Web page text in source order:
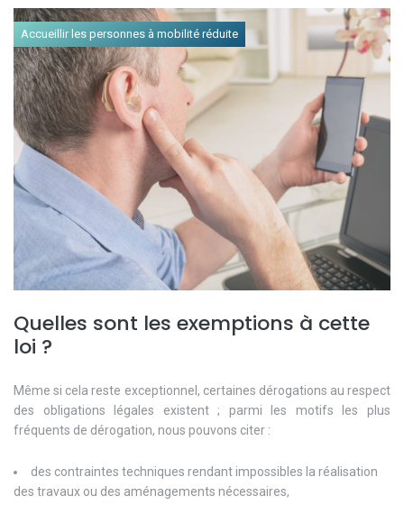
Accueillir les personnes à mobilité réduite
Quelles sont les exemptions à cette
loi ?
Même si cela reste exceptionnel, certaines dérogations au respect
des obligations légales existent ; parmi les motifs les plus
fréquents de dérogation, nous pouvons citer :
des contraintes techniques rendant impossibles la réalisation
des travaux ou des aménagements nécessaires,